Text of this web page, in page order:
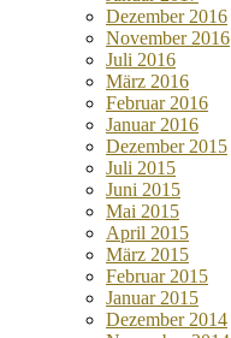
Dezember 2016
November 2016
Juli 2016
März 2016
Februar 2016
Januar 2016
Dezember 2015
Juli 2015
Juni 2015
Mai 2015
April 2015
März 2015
Februar 2015
Januar 2015
Dezember 2014